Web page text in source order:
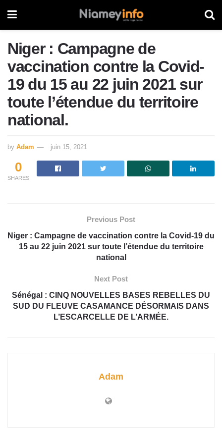
Niger : Campagne de
vaccination contre la Covid-
19 du 15 au 22 juin 2021 sur
toute l’étendue du territoire
national.
by Adam juin 15, 2021
0
SHARES
Previous Post
Niger : Campagne de vaccination contre la Covid-19 du
15 au 22 juin 2021 sur toute l’étendue du territoire
national
Next Post
Sénégal : CINQ NOUVELLES BASES REBELLES DU
SUD DU FLEUVE CASAMANCE DÉSORMAIS DANS
L’ESCARCELLE DE L’ARMÉE.
Adam